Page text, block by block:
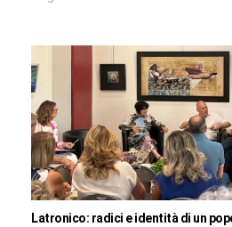
Latronico: radici e identità di un